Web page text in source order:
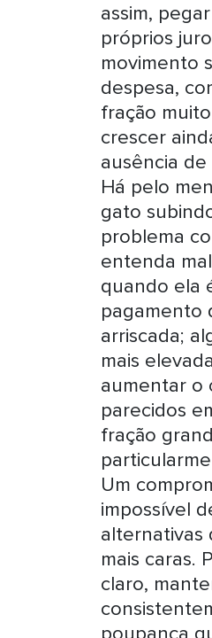
assim,
próprios
movimento
despesa,
fração
crescer
ausência
Há pelo
gato
problema
entenda
quando ela
pagamento
arriscada;
mais
aumentar o
parecidos
fração
Um
impossível
alternativas
mais caras.
claro,